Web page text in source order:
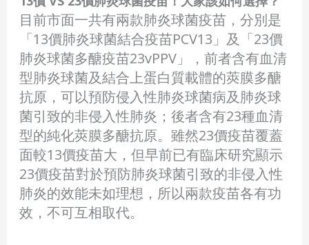
目前市面一共有兩款肺炎球菌疫苗，分別是
「13價肺炎球菌結合疫苗PCV13」及「23價
肺炎球菌多醣疫苗23vPPV」，前者含有血清
型肺炎球菌及結合上蛋白質載體的莢膜多醣
抗原，可以預防侵入性肺炎球菌病及肺炎球
菌引致的非侵入性肺炎；後者含有23種血清
型的純化莢膜多醣抗原。雖然23價疫苗覆蓋
面較13價疫苗大，但早前已有臨床研究顯示
23價疫苗對於預防肺炎球菌引致的非侵入性
肺炎的效能未如理想，所以兩款疫苗各有功
效，不可互相取代。